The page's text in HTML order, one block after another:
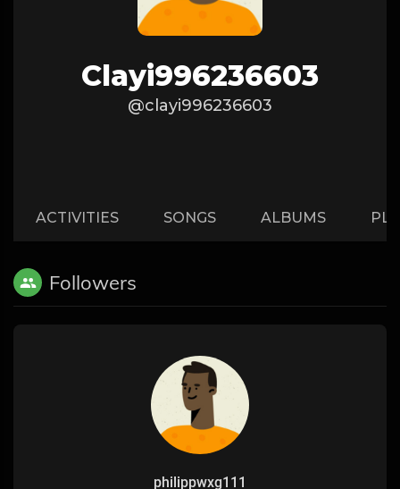
Clayi996236603
@clayi996236603
ACTIVITIES SONGS ALBUMS
Followers
philippwxg111